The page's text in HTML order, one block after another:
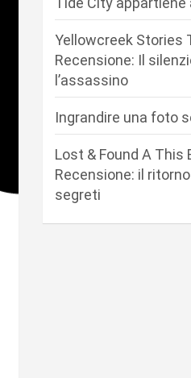
Yellowcreek Stories
Recensione: Il
l’assassino
Ingrandire una foto
Lost & Found A This
Recensione: il
segreti